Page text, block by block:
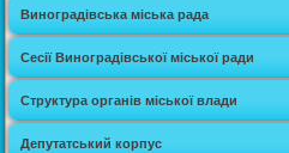
Виноградівська міська рада
Сесії Виноградівської міської ради
Структура органів міської влади
Депутатський корпус